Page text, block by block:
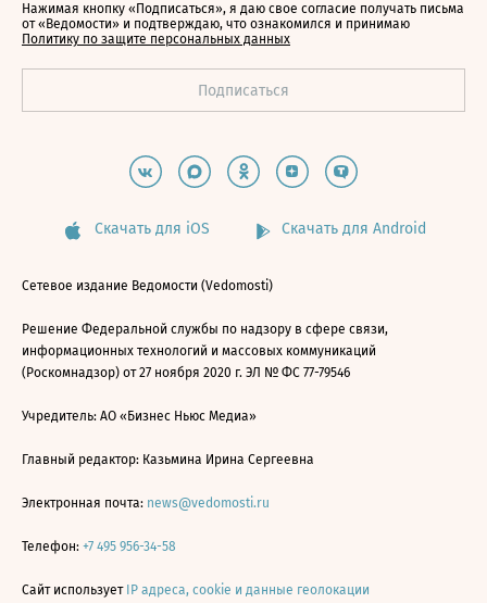
Нажимая кнопку «Подписаться», я даю свое согласие получать письма
от «Ведомости» и подтверждаю, что ознакомился и принимаю
Политику по защите персональных данных
Скачать для iOS Скачать для Android
Сетевое издание Ведомости (Vedomosti)
Решение Федеральной службы по надзору в сфере связи,
информационных технологий и массовых коммуникаций
(Роскомнадзор) от 27 ноября 2020 г. ЭЛ № ФС 77-79546
Учредитель: АО «Бизнес Ньюс Медиа»
Главный редактор: Казьмина Ирина Сергеевна
Электронная почта: news@vedomosti.ru
Телефон: +7 495 956-34-58
Сайт использует IP адреса, cookie и данные геолокации